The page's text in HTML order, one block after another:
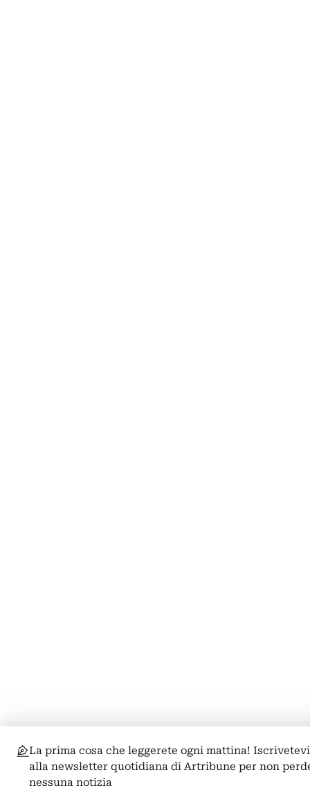
La prima cosa che leggerete ogni mattina! Iscrivetevi
alla newsletter quotidiana di Artribune per non
nessuna notizia